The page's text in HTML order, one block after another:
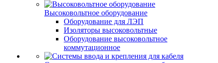
Высоковольтное оборудование
Оборудование для ЛЭП
Изоляторы высоковольтные
Оборудование высоковольтное
коммутационное